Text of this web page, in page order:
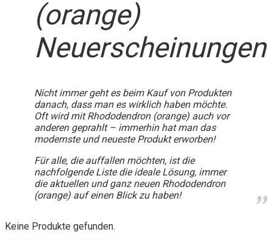
(orange)
Neuerscheinungen
Nicht immer geht es beim Kauf von Produkten
danach, dass man es wirklich haben möchte.
Oft wird mit Rhododendron (orange) auch vor
anderen geprahlt – immerhin hat man das
modernste und neueste Produkt erworben!
Für alle, die auffallen möchten, ist die
nachfolgende Liste die ideale Lösung, immer
die aktuellen und ganz neuen Rhododendron
(orange) auf einen Blick zu haben!
Keine Produkte gefunden.